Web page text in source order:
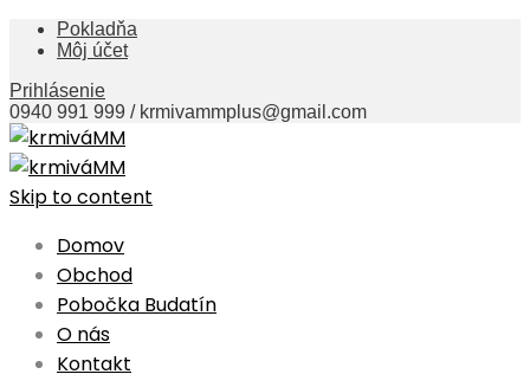
Pokladňa
Môj účet
Prihlásenie
0940 991 999 / krmivammplus@gmail.com
Skip to content
Domov
Obchod
Pobočka Budatín
O nás
Kontakt